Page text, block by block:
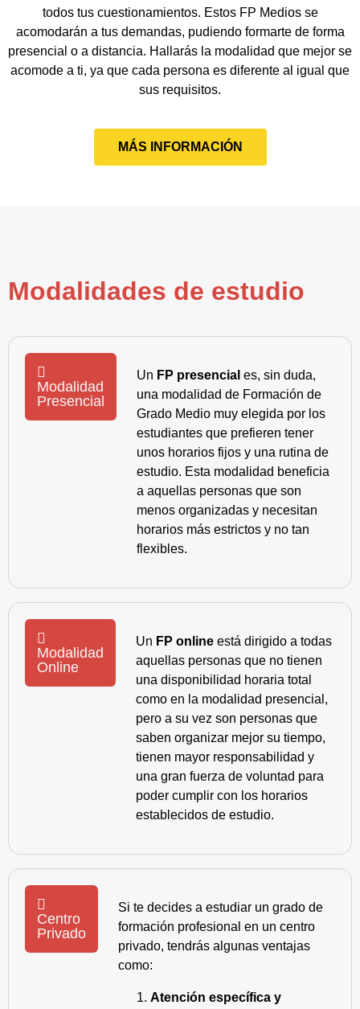
todos tus cuestionamientos. Estos FP Medios se
acomodarán a tus demandas, pudiendo formarte de forma
presencial o a distancia. Hallarás la modalidad que mejor se
acomode a ti, ya que cada persona es diferente al igual que
sus requisitos.
MÁS INFORMACIÓN
Modalidades de estudio
Modalidad
Presencial
Un FP presencial es, sin duda,
una modalidad de Formación de
Grado Medio muy elegida por los
estudiantes que prefieren tener
unos horarios fijos y una rutina de
estudio. Esta modalidad beneficia
a aquellas personas que son
menos organizadas y necesitan
horarios más estrictos y no tan
flexibles.
Modalidad
Online
Un FP online está dirigido a todas
aquellas personas que no tienen
una disponibilidad horaria total
como en la modalidad presencial,
pero a su vez son personas que
saben organizar mejor su tiempo,
tienen mayor responsabilidad y
una gran fuerza de voluntad para
poder cumplir con los horarios
establecidos de estudio.
Centro
Privado
Si te decides a estudiar un grado de
formación profesional en un centro
privado, tendrás algunas ventajas
como:
Atención específica y